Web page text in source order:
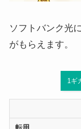
ソフトバンク光
がもらえます。
1ギ